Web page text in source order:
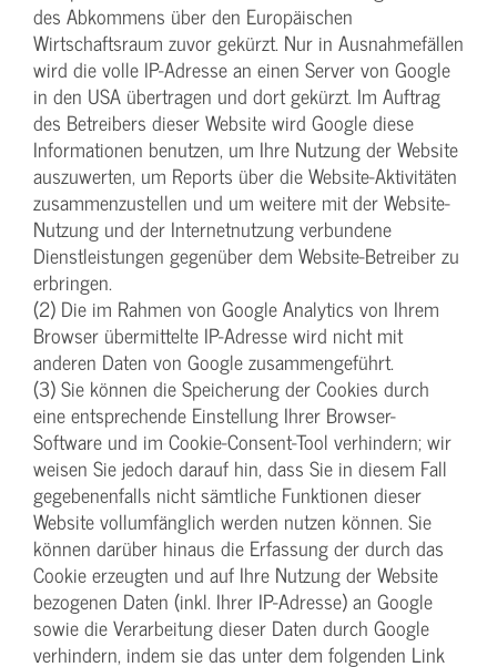
des Abkommens über den Europäischen
Wirtschaftsraum zuvor gekürzt. Nur in Ausnahmefällen
wird die volle IP-Adresse an einen Server von Google
in den USA übertragen und dort gekürzt. Im Auftrag
des Betreibers dieser Website wird Google diese
Informationen benutzen, um Ihre Nutzung der Website
auszuwerten, um Reports über die Website-Aktivitäten
zusammenzustellen und um weitere mit der Website-
Nutzung und der Internetnutzung verbundene
Dienstleistungen gegenüber dem Website-Betreiber zu
erbringen.
(2) Die im Rahmen von Google Analytics von Ihrem
Browser übermittelte IP-Adresse wird nicht mit
anderen Daten von Google zusammengeführt.
(3) Sie können die Speicherung der Cookies durch
eine entsprechende Einstellung Ihrer Browser-
Software und im Cookie-Consent-Tool verhindern; wir
weisen Sie jedoch darauf hin, dass Sie in diesem Fall
gegebenenfalls nicht sämtliche Funktionen dieser
Website vollumfänglich werden nutzen können. Sie
können darüber hinaus die Erfassung der durch das
Cookie erzeugten und auf Ihre Nutzung der Website
bezogenen Daten (inkl. Ihrer IP-Adresse) an Google
sowie die Verarbeitung dieser Daten durch Google
verhindern, indem sie das unter dem folgenden Link